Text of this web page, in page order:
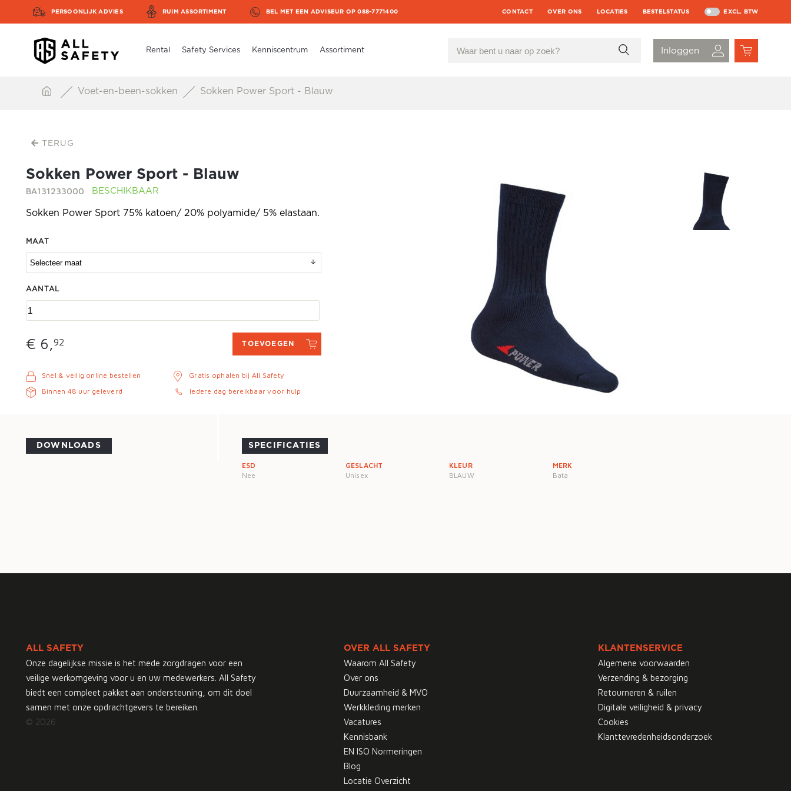
PERSOONLIJK ADVIES RUIM ASSORTIMENT BEL MET EEN ADVISEUR OP 088-7771400 CONTACT OVER ONS LOCATIES BESTELSTATUS EXCL. BTW
Rental Safety Services Kenniscentrum Assortiment
Voet-en-been-sokken Sokken Power Sport - Blauw
TERUG
Sokken Power Sport - Blauw
BA131233000 BESCHIKBAAR
Sokken Power Sport 75% katoen/ 20% polyamide/ 5% elastaan.
MAAT
AANTAL
€ 6,92 TOEVOEGEN
Snel & veilig online bestellen
Binnen 48 uur geleverd
Gratis ophalen bij All Safety
Iedere dag bereikbaar voor hulp
DOWNLOADS SPECIFICATIES
ESD
Nee
GESLACHT
Unisex
KLEUR
BLAUW
MERK
Bata
ALL SAFETY
Onze dagelijkse missie is het mede zorgdragen voor een
veilige werkomgeving voor u en uw medewerkers. All Safety
biedt een compleet pakket aan ondersteuning, om dit doel
samen met onze opdrachtgevers te bereiken.
© 2026
OVER ALL SAFETY
Waarom All Safety
Over ons
Duurzaamheid & MVO
Werkkleding merken
Vacatures
Kennisbank
EN ISO Normeringen
Blog
Locatie Overzicht
KLANTENSERVICE
Algemene voorwaarden
Verzending & bezorging
Retourneren & ruilen
Digitale veiligheid & privacy
Cookies
Klanttevredenheidsonderzoek